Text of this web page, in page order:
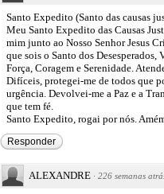
Santo Expedito (Santo das causas
Meu Santo Expedito das Causas
mim junto ao Nosso Senhor Jesus
que sois o Santo dos
Força, Coragem e Serenidade.
Difíceis, protegei-me de todos que
urgência. Devolvei-me a Paz e a
que tem fé.
Santo Expedito, rogai por nós.
Responder
ALEXANDRE · 226 semanas